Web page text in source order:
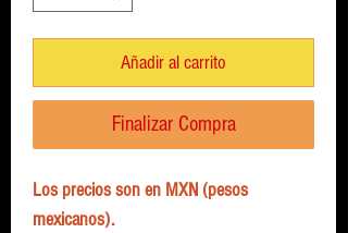
Añadir al carrito
Finalizar Compra
Los precios son en MXN (pesos
mexicanos).